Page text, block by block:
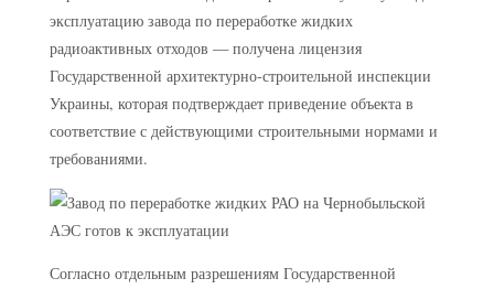
эксплуатацию завода по переработке жидких
радиоактивных отходов — получена лицензия
Государственной архитектурно-строительной инспекции
Украины, которая подтверждает приведение объекта в
соответствие с действующими строительными нормами и
требованиями.
Согласно отдельным разрешениям Государственной